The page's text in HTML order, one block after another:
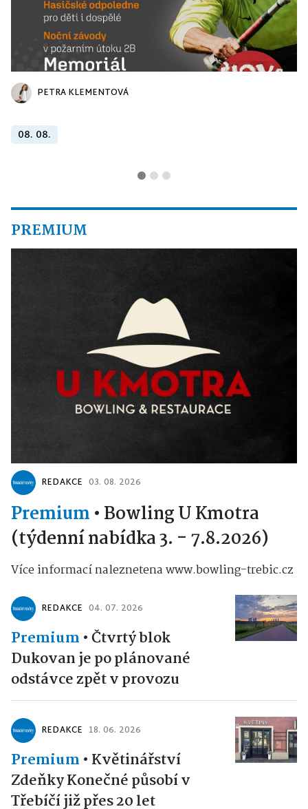
PETRA KLEMENTOVÁ
08. 08.
PREMIUM
REDAKCE 03. 08. 2026
Premium • Bowling U Kmotra
(týdenní nabídka 3. - 7.8.2026)
Více informací naleznetena www.bowling-trebic.cz
REDAKCE 04. 07. 2026
Premium •Čtvrtý blok
Dukovan je po plánované
odstávce zpět v provozu
REDAKCE 18. 06. 2026
Premium • Květinářství
Zdeňky Konečné působí v
Třebíčí již přes 20 let